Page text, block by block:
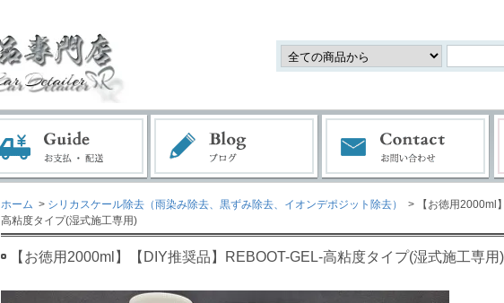
ホーム > シリカスケール除去（雨染み除去、黒ずみ除去、イオンデポジット除去）
> 【お徳用2000ml
高粘度タイプ(湿式施工専用)
【お徳用2000ml】【DIY推奨品】REBOOT-GEL-高粘度タイプ(湿式施工専用)